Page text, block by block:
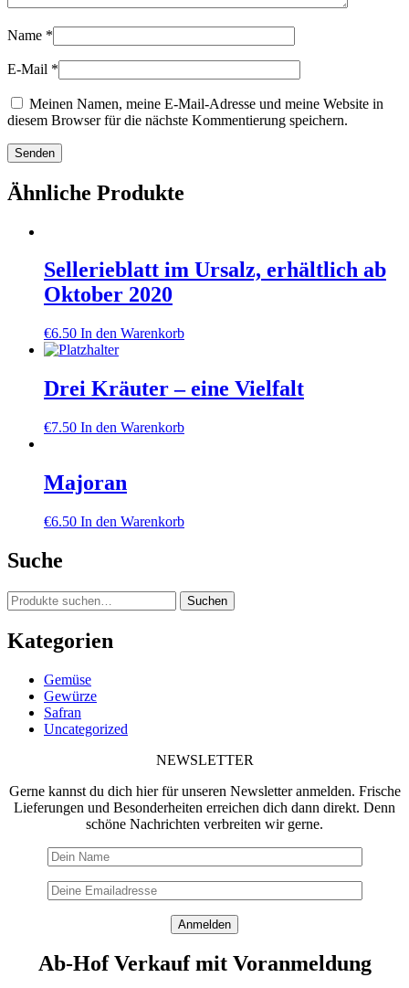
Name *
E-Mail *
Meinen Namen, meine E-Mail-Adresse und meine Website in
diesem Browser für die nächste Kommentierung speichern.
Ähnliche Produkte
Sellerieblatt im Ursalz, erhältlich ab
Oktober 2020
€6.50 In den Warenkorb
Drei Kräuter – eine Vielfalt
€7.50 In den Warenkorb
Majoran
€6.50 In den Warenkorb
Suche
Suche
nach:
Suchen
Kategorien
Gemüse
Gewürze
Safran
Uncategorized
NEWSLETTER
Gerne kannst du dich hier für unseren Newsletter anmelden. Frische
Lieferungen und Besonderheiten erreichen dich dann direkt. Denn
schöne Nachrichten verbreiten wir gerne.
Ab-Hof Verkauf mit Voranmeldung